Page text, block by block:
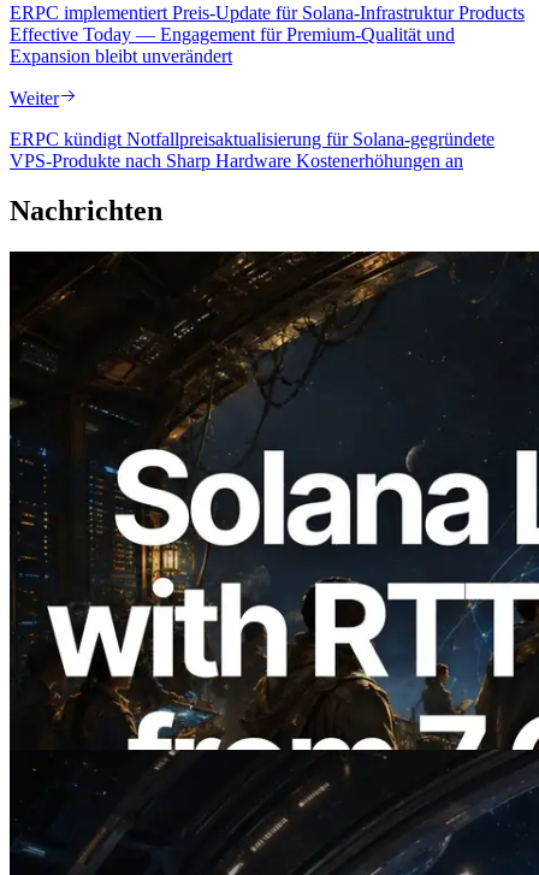
ERPC implementiert Preis-Update für Solana-Infrastruktur Products
Effective Today — Engagement für Premium-Qualität und
Expansion bleibt unverändert
Weiter
ERPC kündigt Notfallpreisaktualisierung für Solana-gegründete
VPS-Produkte nach Sharp Hardware Kostenerhöhungen an
Nachrichten
2026.08.05
ERPC erweitert Solana Leader Slot API
um Ping-Messung aus 7 globalen
Regionen — Validators Information API
ebenfalls gestartet